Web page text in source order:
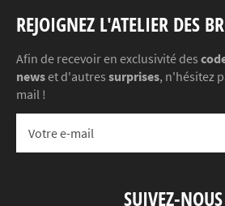
REJOIGNEZ L'ATELIER DES
Afin de recevoir en exclusivité des
newset d'autres surprises, n'hésitez
mail !
SUIVEZ-NOUS